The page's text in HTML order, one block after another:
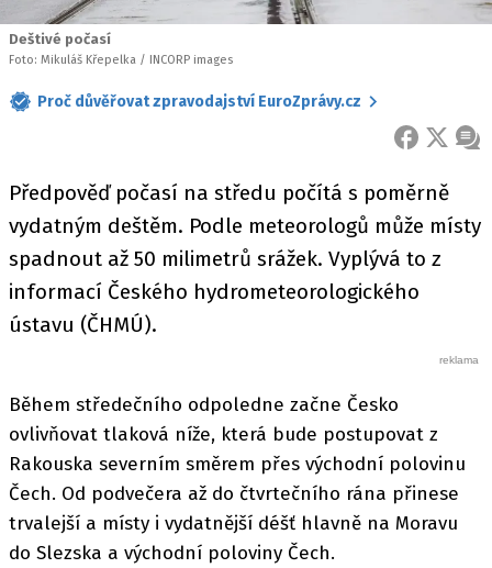
Deštivé počasí
Foto: Mikuláš Křepelka / INCORP images
Proč důvěřovat zpravodajství EuroZprávy.cz
FACEBOOK
X
Předpověď počasí na středu počítá s poměrně
vydatným deštěm. Podle meteorologů může místy
spadnout až 50 milimetrů srážek. Vyplývá to z
informací Českého hydrometeorologického
ústavu (ČHMÚ).
Během středečního odpoledne začne Česko
ovlivňovat tlaková níže, která bude postupovat z
Rakouska severním směrem přes východní polovinu
Čech. Od podvečera až do čtvrtečního rána přinese
trvalejší a místy i vydatnější déšť hlavně na Moravu
do Slezska a východní poloviny Čech.